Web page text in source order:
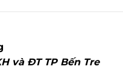
và ĐT TP Bến Tre